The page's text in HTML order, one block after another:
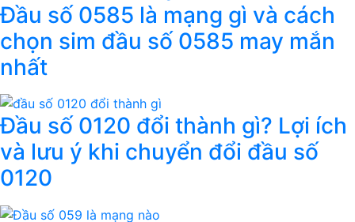
Đầu số 0585 là mạng gì và cách
chọn sim đầu số 0585 may mắn
nhất
Đầu số 0120 đổi thành gì? Lợi ích
và lưu ý khi chuyển đổi đầu số
0120